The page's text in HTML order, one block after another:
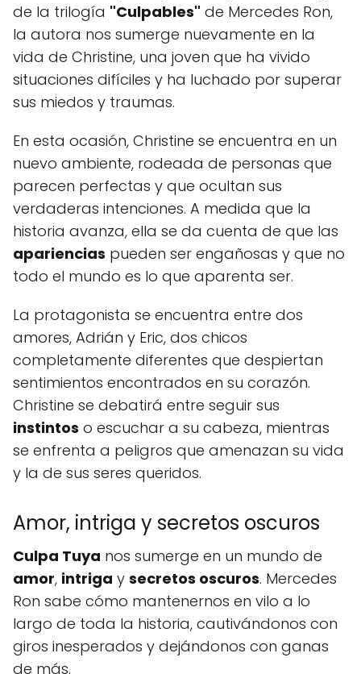
de la trilogía "Culpables" de Mercedes Ron,
la autora nos sumerge nuevamente en la
vida de Christine, una joven que ha vivido
situaciones difíciles y ha luchado por superar
sus miedos y traumas.
En esta ocasión, Christine se encuentra en un
nuevo ambiente, rodeada de personas que
parecen perfectas y que ocultan sus
verdaderas intenciones. A medida que la
historia avanza, ella se da cuenta de que las
apariencias pueden ser engañosas y que no
todo el mundo es lo que aparenta ser.
La protagonista se encuentra entre dos
amores, Adrián y Eric, dos chicos
completamente diferentes que despiertan
sentimientos encontrados en su corazón.
Christine se debatirá entre seguir sus
instintos o escuchar a su cabeza, mientras
se enfrenta a peligros que amenazan su vida
y la de sus seres queridos.
Amor, intriga y secretos oscuros
Culpa Tuya nos sumerge en un mundo de
amor, intriga y secretos oscuros. Mercedes
Ron sabe cómo mantenernos en vilo a lo
largo de toda la historia, cautivándonos con
giros inesperados y dejándonos con ganas
de más.